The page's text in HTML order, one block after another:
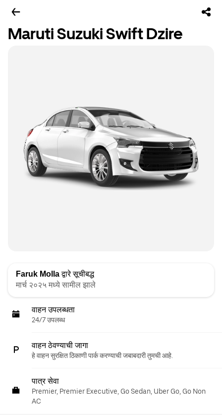
Maruti Suzuki Swift Dzire
Faruk Mollaद्वारे सूचीबद्ध
मार्च २०२५ मध्ये सामील झाले
वाहन उपलब्धता
24/7 उपलब्ध
वाहन ठेवण्याची जागा
हे वाहन सुरक्षित ठिकाणी पार्क करण्याची जबाबदारी तुमची आहे.
पात्र सेवा
Premier, Premier Executive, Go Sedan, Uber Go, Go Non
AC